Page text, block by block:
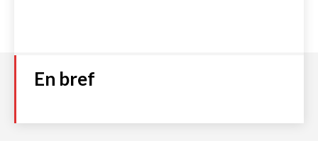
En bref